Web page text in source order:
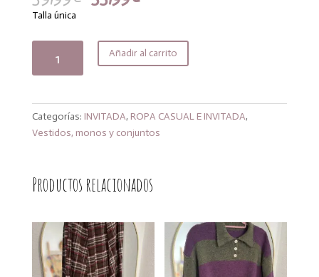
precio
era:
39,99€.
es:
33,99€.
Talla única
ginebra
Añadir al carrito
Categorías: INVITADA, ROPA CASUAL E INVITADA,
Vestidos, monos y conjuntos
Productos relacionados